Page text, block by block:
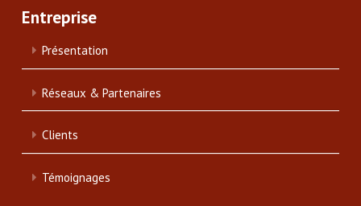
Entreprise
Présentation
Réseaux & Partenaires
Clients
Témoignages